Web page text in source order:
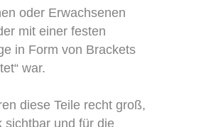
oder Erwachsenen
mit einer festen
in Form von Brackets
war.
diese Teile recht groß,
sichtbar und für die